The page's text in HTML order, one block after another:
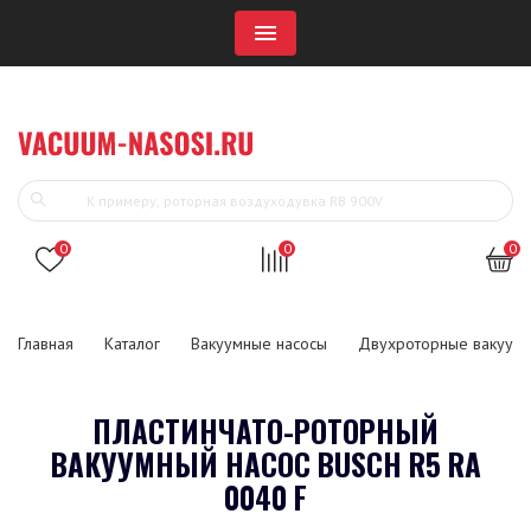
Menu
0 0 0
Главная Каталог Вакуумные насосы Двухроторные
ПЛАСТИНЧАТО-РОТОРНЫЙ
ВАКУУМНЫЙ НАСОС BUSCH R5 RA
0040 F